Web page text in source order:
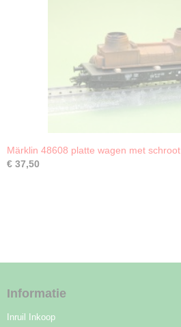
Märklin 48608 platte wagen met schroot
€ 37,50
Informatie
Inruil Inkoop